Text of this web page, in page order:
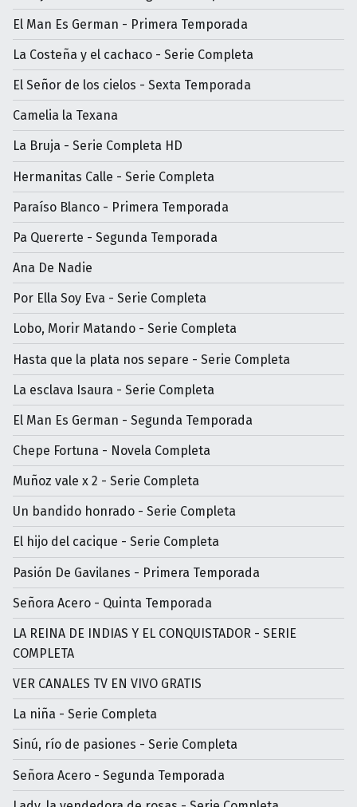
El Man Es German - Primera Temporada
La Costeña y el cachaco - Serie Completa
El Señor de los cielos - Sexta Temporada
Camelia la Texana
La Bruja - Serie Completa HD
Hermanitas Calle - Serie Completa
Paraíso Blanco - Primera Temporada
Pa Quererte - Segunda Temporada
Ana De Nadie
Por Ella Soy Eva - Serie Completa
Lobo, Morir Matando - Serie Completa
Hasta que la plata nos separe - Serie Completa
La esclava Isaura - Serie Completa
El Man Es German - Segunda Temporada
Chepe Fortuna - Novela Completa
Muñoz vale x 2 - Serie Completa
Un bandido honrado - Serie Completa
El hijo del cacique - Serie Completa
Pasión De Gavilanes - Primera Temporada
Señora Acero - Quinta Temporada
LA REINA DE INDIAS Y EL CONQUISTADOR - SERIE
COMPLETA
VER CANALES TV EN VIVO GRATIS
La niña - Serie Completa
Sinú, río de pasiones - Serie Completa
Señora Acero - Segunda Temporada